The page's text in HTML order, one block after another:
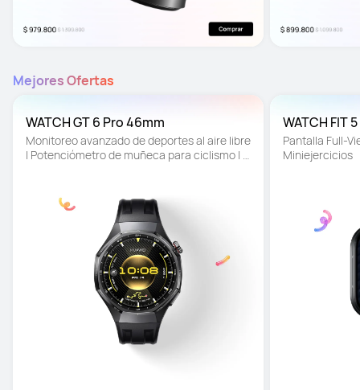
Mejores Ofertas
WATCH GT 6 Pro 46mm
Monitoreo avanzado de deportes al aire libre
| Potenciómetro de muñeca para ciclismo |
WATCH FIT
Pantalla Full-
Miniejercicios